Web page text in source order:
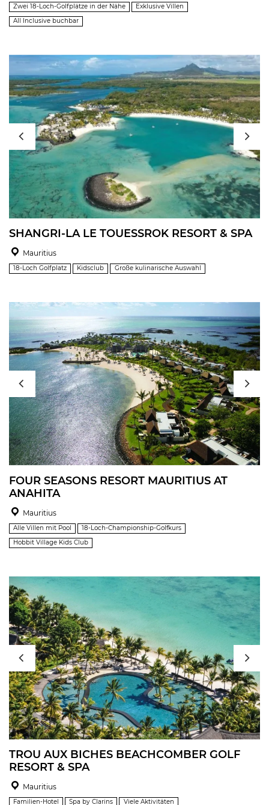
Zwei 18-Loch-Golfplätze in der Nähe
Exklusive Villen
All Inclusive buchbar
SHANGRI-LA LE TOUESSROK RESORT & SPA
Mauritius
18-Loch Golfplatz Kidsclub Große kulinarische Auswahl
FOUR SEASONS RESORT MAURITIUS AT
ANAHITA
Mauritius
Alle Villen mit Pool
18-Loch-Championship-Golfkurs
Hobbit Village Kids Club
TROU AUX BICHES BEACHCOMBER GOLF
RESORT & SPA
Mauritius
Familien-Hotel Spa by Clarins Viele Aktivitäten